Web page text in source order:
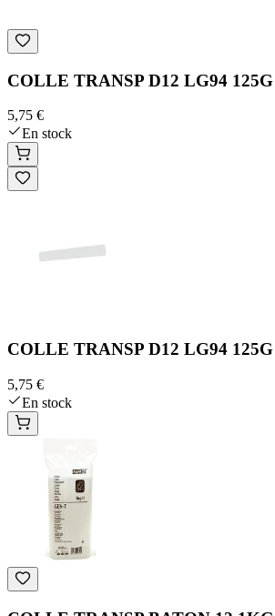
COLLE TRANSP D12 LG94 125G
5,75 €
En stock
COLLE TRANSP D12 LG94 125G
5,75 €
En stock